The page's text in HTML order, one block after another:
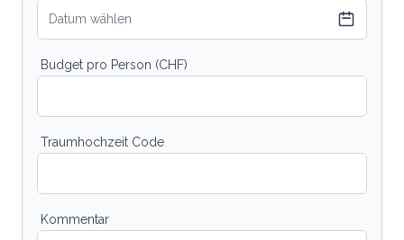
Datum wählen
Budget pro Person (CHF)
Traumhochzeit Code
Kommentar